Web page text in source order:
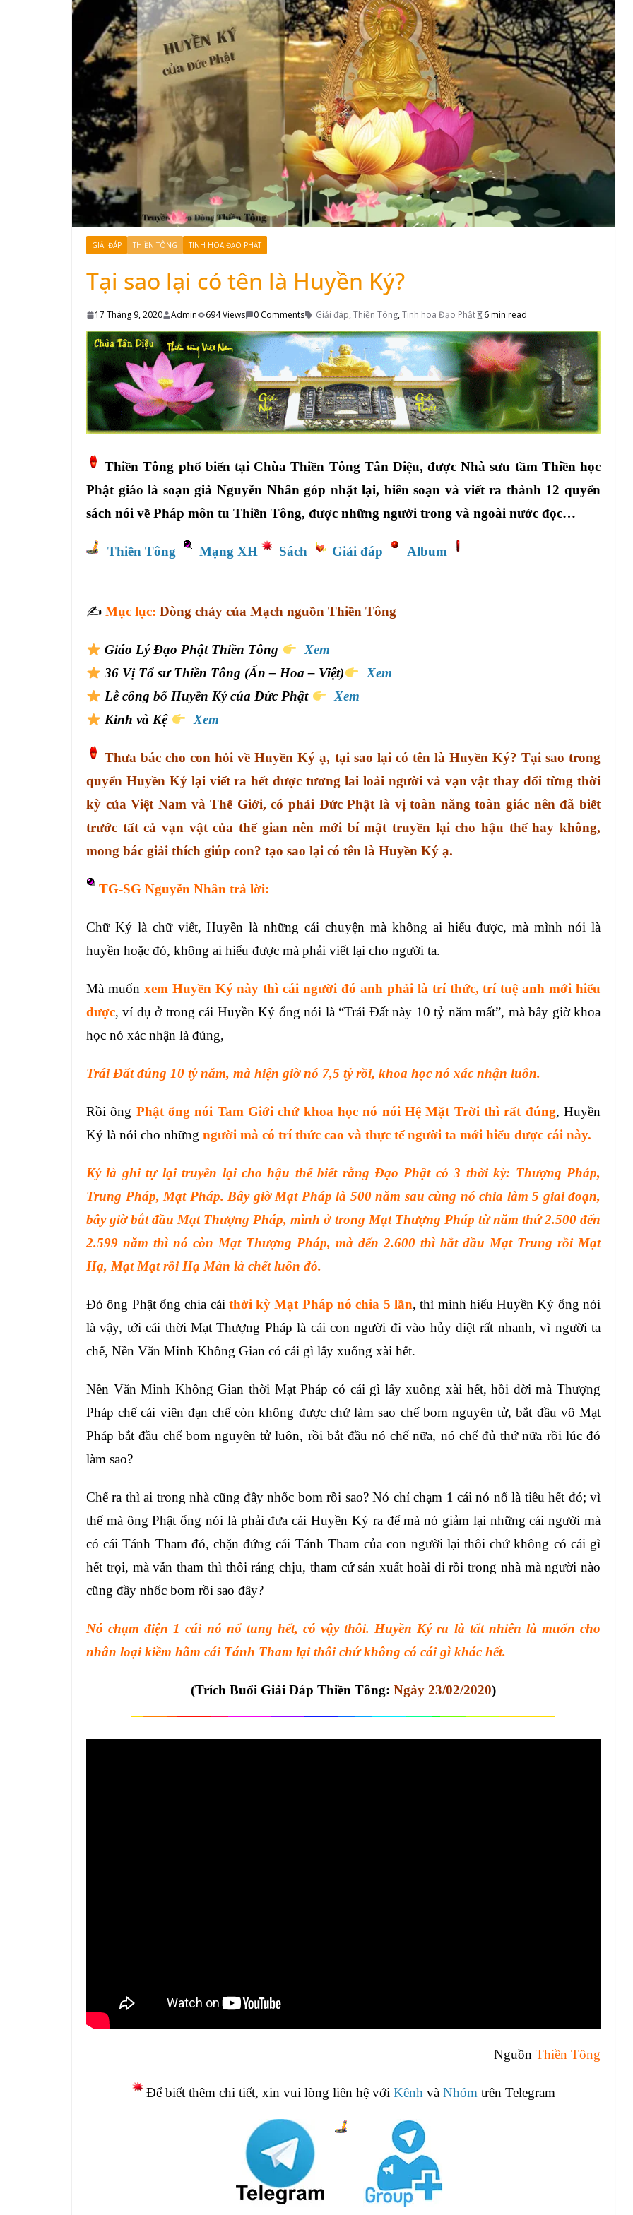
GIẢI ĐÁP THIỀN TÔNG TINH HOA ĐẠO PHẬT
Tại sao lại có tên là Huyền Ký?
17 Tháng 9, 2020 Admin 694 Views 0 Comments Giải đáp,Thiền Tông,Tinh hoa Đạo Phật 6 min read
Thiền Tông phổ biến tại Chùa Thiền Tông Tân Diệu, được Nhà sưu tầm Thiền học
Phật giáo là soạn giả Nguyễn Nhân góp nhặt lại, biên soạn và viết ra thành 12 quyển
sách nói về Pháp môn tu Thiền Tông, được những người trong và ngoài nước đọc…
Thiền Tông Mạng XH Sách Giải đáp Album
✍️ Mục lục: Dòng chảy của Mạch nguồn Thiền Tông
Giáo Lý Đạo Phật Thiền Tông
Xem
36 Vị Tổ sư Thiền Tông (Ấn – Hoa – Việt)
Xem
Lễ công bố Huyền Ký của Đức Phật
Xem
Kinh và Kệ
Xem
Thưa bác cho con hỏi về Huyền Ký ạ, tại sao lại có tên là Huyền Ký? Tại sao trong
quyển Huyền Ký lại viết ra hết được tương lai loài người và vạn vật thay đổi từng thời
kỳ của Việt Nam và Thế Giới, có phải Đức Phật là vị toàn năng toàn giác nên đã biết
trước tất cả vạn vật của thế gian nên mới bí mật truyền lại cho hậu thế hay không,
mong bác giải thích giúp con? tạo sao lại có tên là Huyền Ký ạ.
TG-SG Nguyễn Nhân trả lời:
Chữ Ký là chữ viết, Huyền là những cái chuyện mà không ai hiểu được, mà mình nói là
huyền hoặc đó, không ai hiểu được mà phải viết lại cho người ta.
Mà muốn xem Huyền Ký này thì cái người đó anh phải là trí thức, trí tuệ anh mới hiểu
được, ví dụ ở trong cái Huyền Ký ổng nói là “Trái Đất này 10 tỷ năm mất”, mà bây giờ khoa
học nó xác nhận là đúng,
Trái Đất đúng 10 tỷ năm, mà hiện giờ nó 7,5 tỷ rồi, khoa học nó xác nhận luôn.
Rồi ông Phật ổng nói Tam Giới chứ khoa học nó nói Hệ Mặt Trời thì rất đúng, Huyền
Ký là nói cho những người mà có trí thức cao và thực tế người ta mới hiểu được cái này.
Ký là ghi tự lại truyền lại cho hậu thế biết rằng Đạo Phật có 3 thời kỳ: Thượng Pháp,
Trung Pháp, Mạt Pháp. Bây giờ Mạt Pháp là 500 năm sau cùng nó chia làm 5 giai đoạn,
bây giờ bắt đầu Mạt Thượng Pháp, mình ở trong Mạt Thượng Pháp từ năm thứ 2.500 đến
2.599 năm thì nó còn Mạt Thượng Pháp, mà đến 2.600 thì bắt đầu Mạt Trung rồi Mạt
Hạ, Mạt Mạt rồi Hạ Màn là chết luôn đó.
Đó ông Phật ổng chia cái thời kỳ Mạt Pháp nó chia 5 lần, thì mình hiểu Huyền Ký ổng nói
là vậy, tới cái thời Mạt Thượng Pháp là cái con người đi vào hủy diệt rất nhanh, vì người ta
chế, Nền Văn Minh Không Gian có cái gì lấy xuống xài hết.
Nền Văn Minh Không Gian thời Mạt Pháp có cái gì lấy xuống xài hết, hồi đời mà Thượng
Pháp chế cái viên đạn chế còn không được chứ làm sao chế bom nguyên tử, bắt đầu vô Mạt
Pháp bắt đầu chế bom nguyên tử luôn, rồi bắt đầu nó chế nữa, nó chế đủ thứ nữa rồi lúc đó
làm sao?
Chế ra thì ai trong nhà cũng đầy nhốc bom rồi sao? Nó chỉ chạm 1 cái nó nổ là tiêu hết đó; vì
thế mà ông Phật ổng nói là phải đưa cái Huyền Ký ra để mà nó giảm lại những cái người mà
có cái Tánh Tham đó, chặn đứng cái Tánh Tham của con người lại thôi chứ không có cái gì
hết trọi, mà vẫn tham thì thôi ráng chịu, tham cứ sản xuất hoài đi rồi trong nhà mà người nào
cũng đầy nhốc bom rồi sao đây?
Nó chạm điện 1 cái nó nổ tung hết, có vậy thôi. Huyền Ký ra là tất nhiên là muốn cho
nhân loại kiềm hãm cái Tánh Tham lại thôi chứ không có cái gì khác hết.
(Trích Buổi Giải Đáp Thiền Tông: Ngày 23/02/2020)
Nguồn Thiền Tông
Để biết thêm chi tiết, xin vui lòng liên hệ với Kênhvà Nhómtrên Telegram